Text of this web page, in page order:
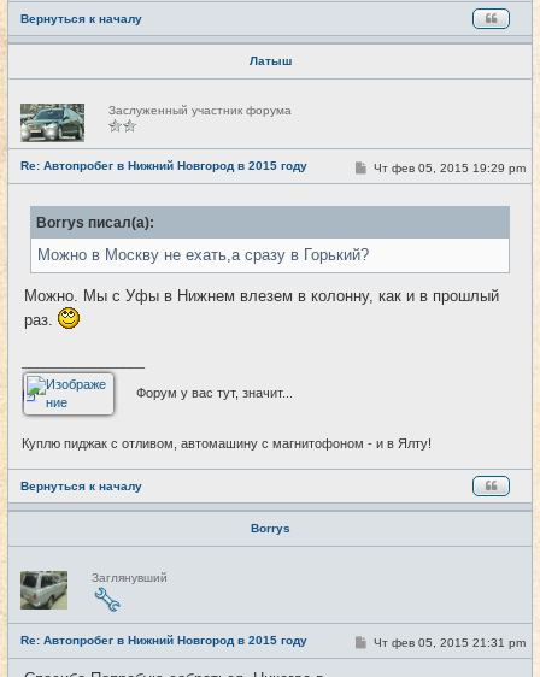
Вернуться к началу
Латыш
Н
е
в
с
е
т
и
Заслуженный участник форума
Re: Автопробег в Нижний Новгород в 2015 году #92
С
о
б
е
Чт фев 05, 2015 19:29 pm
Borrys писал(а):
Можно в Москву не ехать,а сразу в Горький?
Можно. Мы с Уфы в Нижнем влезем в колонну, как и в прошлый
раз.
Форум у вас тут, значит...
Куплю пиджак с отливом, автомашину с магнитофоном - и в Ялту!
Вернуться к началу
Borrys
Н
е
в
с
е
т
и
Заглянувший
Re: Автопробег в Нижний Новгород в 2015 году #93
С
о
Чт фев 05, 2015 21:31 pm